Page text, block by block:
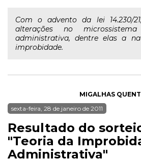
Com o advento da lei 14.230/
alterações no
administrativa, dentre elas a
improbidade.
MIGALHAS
sexta-feira, 28 de janeiro de 2011
Resultado do
"Teoria da
Administrativa"